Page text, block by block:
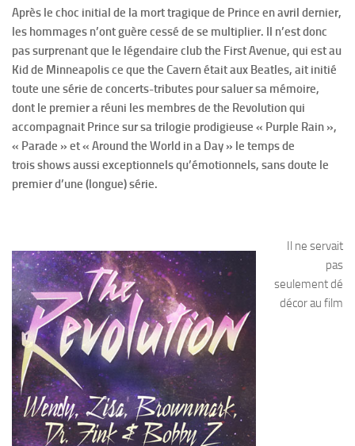
Après le choc initial de la mort tragique de Prince en avril dernier,
les hommages n’ont guère cessé de se multiplier. Il n’est donc
pas surprenant que le légendaire club the First Avenue, qui est au
Kid de Minneapolis ce que the Cavern était aux Beatles, ait initié
toute une série de concerts-tributes pour saluer sa mémoire,
dont le premier a réuni les membres de the Revolution qui
accompagnait Prince sur sa trilogie prodigieuse « Purple Rain »,
« Parade » et « Around the World in a Day » le temps de
trois shows aussi exceptionnels qu’émotionnels, sans doute le
premier d’une (longue) série.
Il ne servait
pas
seulement dé
décor au film